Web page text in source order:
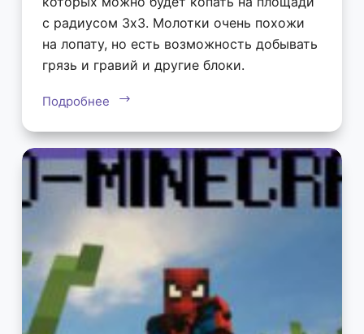
с радиусом 3х3. Молотки очень похожи
на лопату, но есть возможность добывать
грязь и гравий и другие блоки.
Подробнее